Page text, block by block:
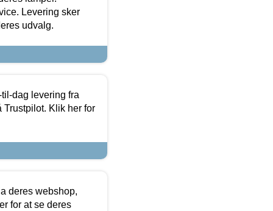
Levering sker
udvalg.
dag levering fra
Trustpilot. Klik her for
deres webshop,
for at se deres